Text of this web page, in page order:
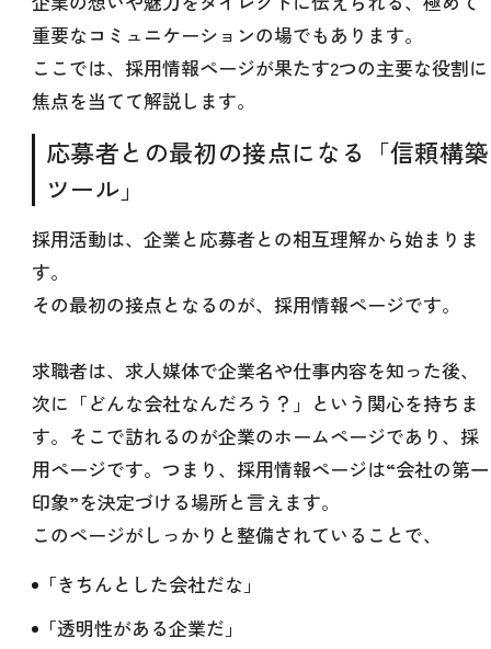
重要なコミュニケーションの場でもあります。
ここでは、採用情報ページが果たす2つの主要な役割に
焦点を当てて解説します。
応募者との最初の接点になる「信頼構築
ツール」
採用活動は、企業と応募者との相互理解から始まりま
す。
その最初の接点となるのが、採用情報ページです。
求職者は、求人媒体で企業名や仕事内容を知った後、
次に「どんな会社なんだろう？」という関心を持ちま
す。そこで訪れるのが企業のホームページであり、採
用ページです。つまり、採用情報ページは“会社の第一
印象”を決定づける場所と言えます。
このページがしっかりと整備されていることで、
「きちんとした会社だな」
「透明性がある企業だ」